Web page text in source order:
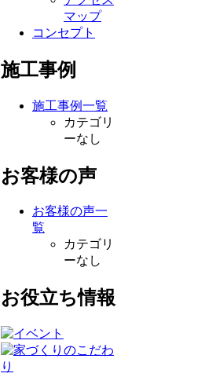
マップ
コンセプト
施工事例
施工事例一覧
カテゴリ
ーなし
お客様の声
お客様の声一
覧
カテゴリ
ーなし
お役立ち情報